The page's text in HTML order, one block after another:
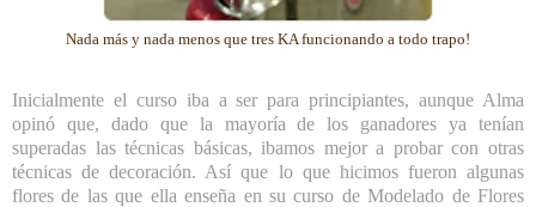
Nada más y nada menos que tres KA funcionando a todo trapo!
Inicialmente el curso iba a ser para principiantes, aunque Alma
opinó que, dado que la mayoría de los ganadores ya tenían
superadas las técnicas básicas, ibamos mejor a probar con otras
técnicas de decoración. Así que lo que hicimos fueron algunas
flores de las que ella enseña en su curso de Modelado de Flores